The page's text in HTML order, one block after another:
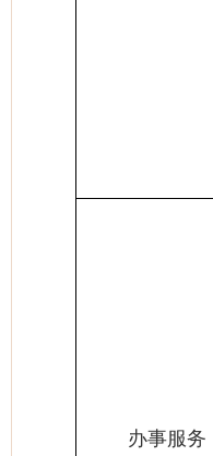
办事服务